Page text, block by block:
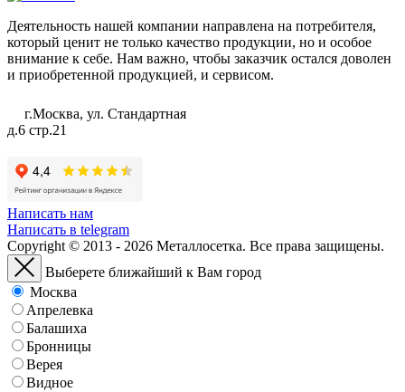
Деятельность нашей компании направлена на потребителя,
который ценит не только качество продукции, но и особое
внимание к себе. Нам важно, чтобы заказчик остался доволен
и приобретенной продукцией, и сервисом.
г.Москва, ул. Стандартная
д.6 стр.21
Написать нам
Написать в telegram
Copyright © 2013 - 2026 Металлосетка. Все права защищены.
Выберете ближайший к Вам город
Москва
Апрелевка
Балашиха
Бронницы
Верея
Видное